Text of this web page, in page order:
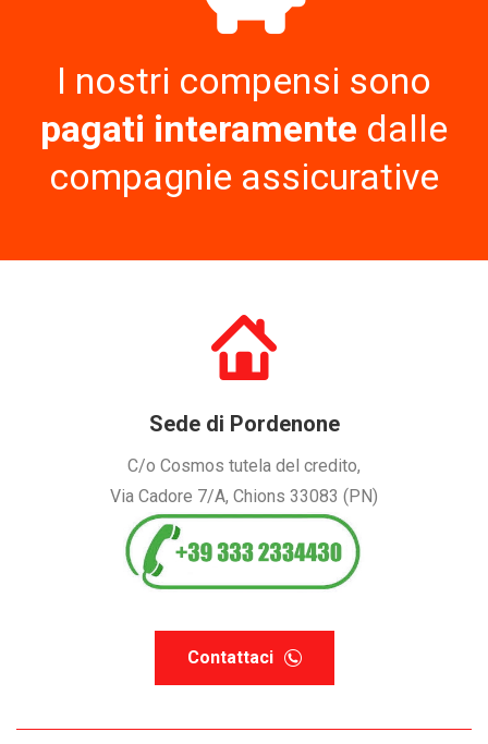
I nostri compensi sono
pagati interamente dalle
compagnie assicurative
Sede di Pordenone
C/o Cosmos tutela del credito,
Via Cadore 7/A, Chions 33083 (PN)
Contattaci